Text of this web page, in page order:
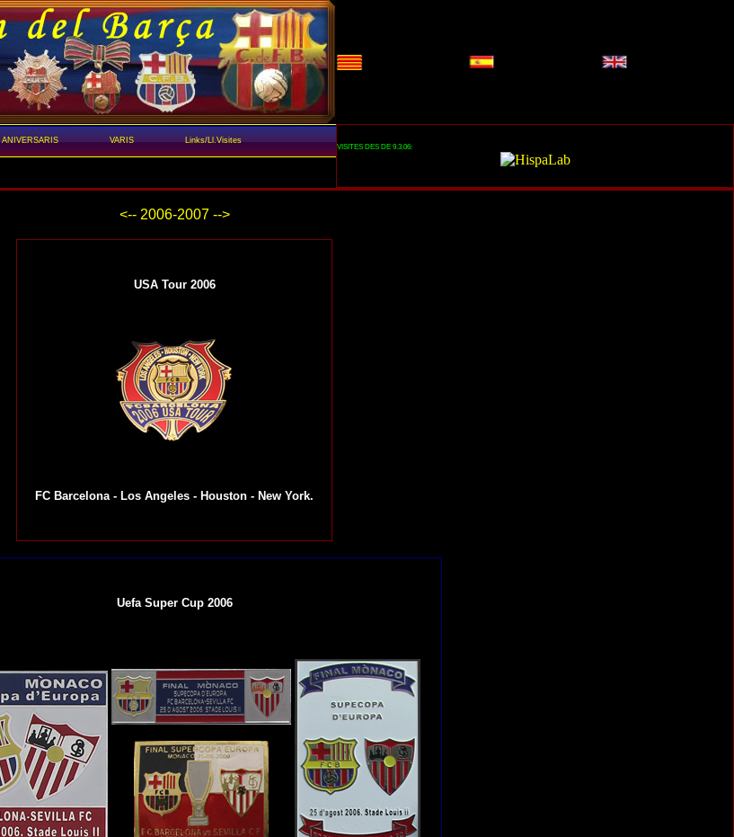
ANIVERSARIS VARIS Links/Ll.Visites
VISITES DES DE 9.3.06:
<-- 2006-2007 -->
USA Tour 2006
FC Barcelona - Los Angeles - Houston - New York.
Uefa Super Cup 2006